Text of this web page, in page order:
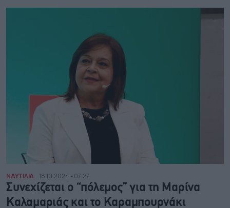
ΝΑΥΤΙΛΙΑ 18.10.2024 - 07:27
Συνεχίζεται ο “πόλεμος” για τη Μαρίνα
Καλαμαριάς και το Καραμπουρνάκι